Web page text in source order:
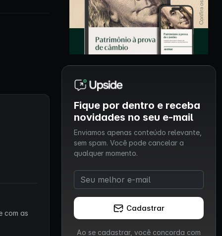
com as
Fique por dentro e receba
novidades no seu e-mail
Enviamos apenas conteúdo relevante,
sem spam. Você pode cancelar a
qualquer momento.
Cadastrar
Ao se cadastrar, você concorda com